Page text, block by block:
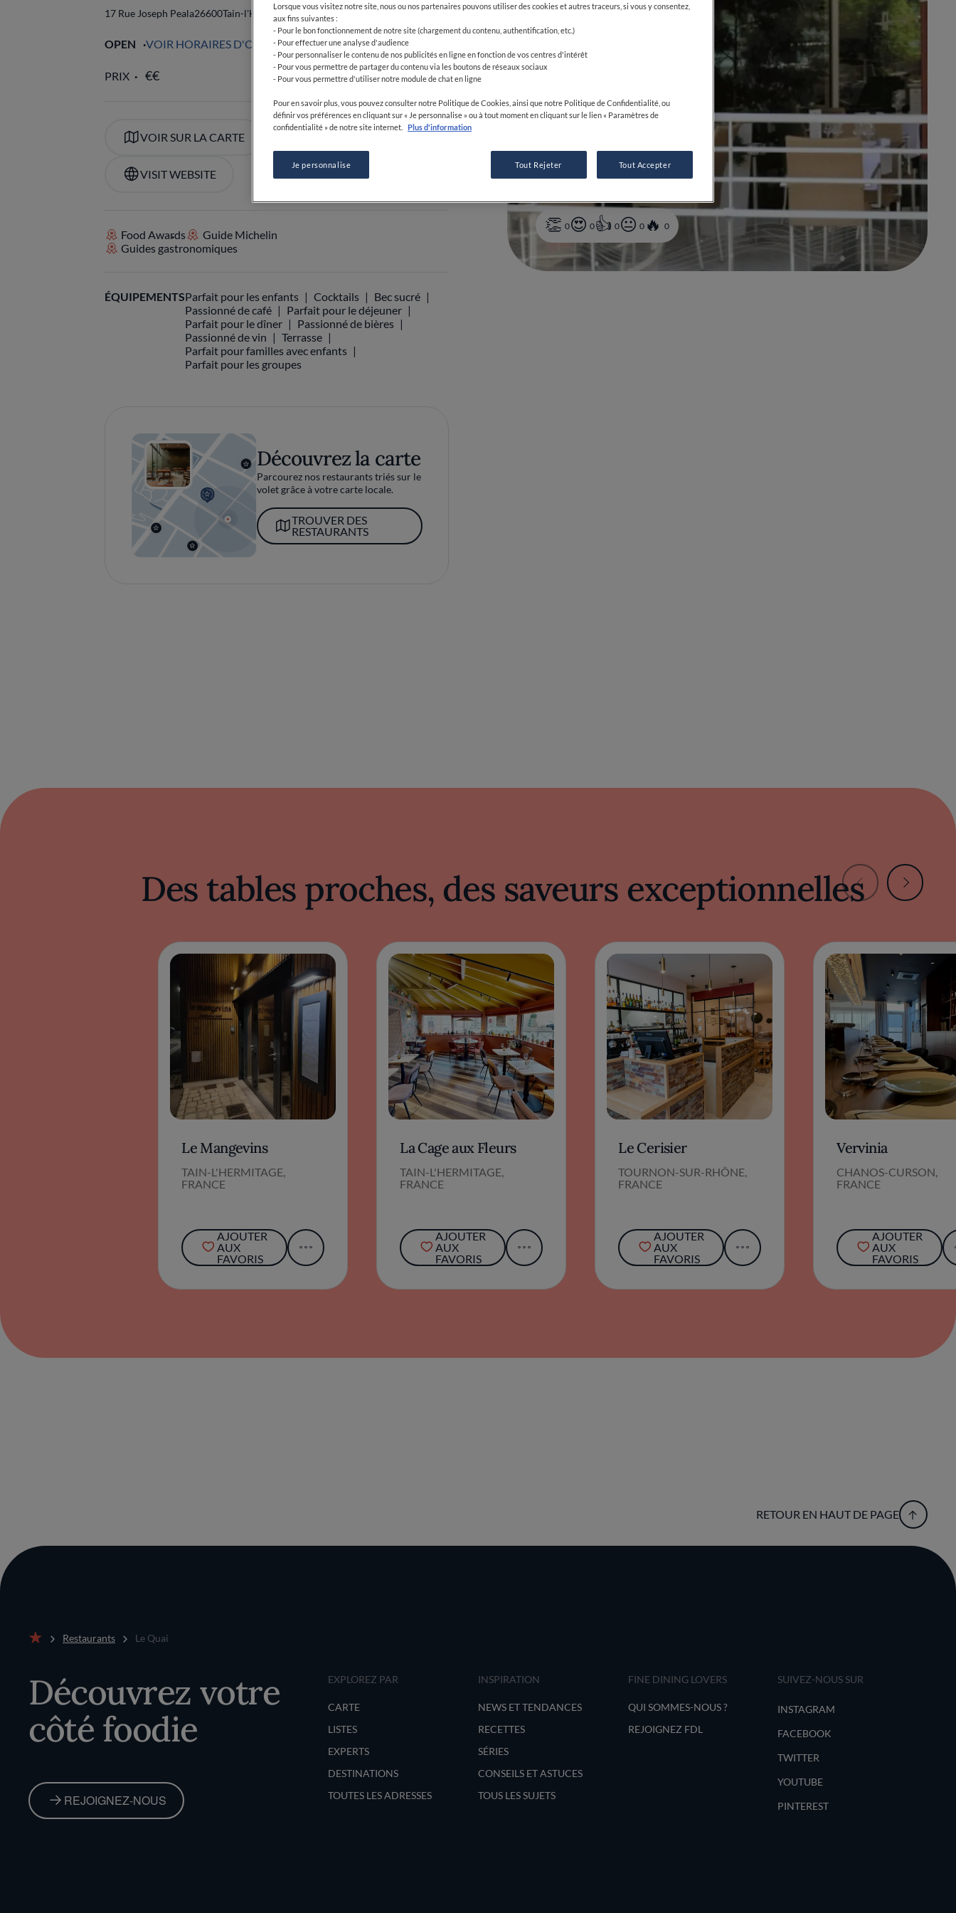
0 0 0 0 0
17 Rue Joseph Peala26600Tain-l'HermitageFrance
OPEN VOIR HORAIRES D'OUVERTURE
PRIX
VOIR SUR LA CARTE
VISIT WEBSITE
Food Awards
Guide Michelin
Guides gastronomiques
ÉQUIPEMENTSParfait pour les enfants Cocktails
Bec sucré
Passionné de café
Parfait pour le déjeuner
Parfait pour le dîner
Passionné de bières
Passionné de vin
Terrasse
Parfait pour familles avec enfants
Parfait pour les groupes
Découvrez la carte
Parcourez nos restaurants triés sur le
volet grâce à votre carte locale.
TROUVER DES
RESTAURANTS
Des tables proches, des saveurs exceptionnelles
Le Mangevins
TAIN-L'HERMITAGE,
FRANCE
AJOUTER
AUX
FAVORIS
La Cage aux Fleurs
TAIN-L'HERMITAGE,
FRANCE
AJOUTER
AUX
FAVORIS
Le Cerisier
TOURNON-SUR-RHÔNE,
FRANCE
AJOUTER
AUX
FAVORIS
Vervinia
CHANOS-CURSON,
FRANCE
AJOUTER
AUX
FAVORIS
RETOUR EN HAUT DE PAGE
Restaurants Le Quai
Découvrez votre
côté foodie
REJOIGNEZ-NOUS
EXPLOREZ PAR
CARTE
LISTES
EXPERTS
DESTINATIONS
TOUTES LES ADRESSES
INSPIRATION
NEWS ET TENDANCES
RECETTES
SÉRIES
CONSEILS ET ASTUCES
TOUS LES SUJETS
FINE DINING LOVERS
QUI SOMMES-NOUS ?
REJOIGNEZ FDL
SUIVEZ-NOUS SUR
INSTAGRAM
FACEBOOK
TWITTER
YOUTUBE
PINTEREST
Lorsque vous visitez notre site, nous ou nos partenaires pouvons utiliser des cookies et autres traceurs, si vous y consentez,
aux fins suivantes :
- Pour le bon fonctionnement de notre site (chargement du contenu, authentification, etc.)
- Pour effectuer une analyse d'audience
- Pour personnaliser le contenu de nos publicités en ligne en fonction de vos centres d'intérêt
- Pour vous permettre de partager du contenu via les boutons de réseaux sociaux
- Pour vous permettre d'utiliser notre module de chat en ligne
Pour en savoir plus, vous pouvez consulter notre Politique de Cookies, ainsi que notre Politique de Confidentialité, ou
définir vos préférences en cliquant sur « Je personnalise » ou à tout moment en cliquant sur le lien « Paramètres de
confidentialité » de notre site internet.
Plus d'information
Je personnalise Tout Rejeter Tout Accepter